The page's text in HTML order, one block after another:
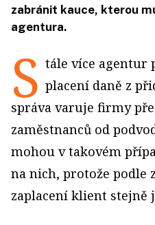
zabránit kauce, kterou
agentura.
S tále více agentur
placení daně z
správa varuje firmy
zaměstnanců od
mohou v takovém
na nich, protože podle
zaplacení klient stejně